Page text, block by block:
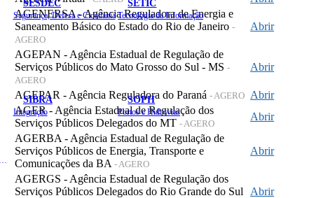
SESDEC
Segurança, Defesa e Cidadania
SETIC
Tecnologia da Informação
SIBRA
Integração
SOPH
Portos e Hidrovias
AGENERSA - Agência Reguladora de Energia e
Saneamento Básico do Estado do Rio de Janeiro -
AGERO
Abrir
AGEPAN - Agência Estadual de Regulação de
Serviços Públicos do Mato Grosso do Sul - MS -
AGERO
Abrir
AGEPAR - Agência Reguladora do Paraná - AGERO Abrir
AGER - Agência Estadual de Regulação dos
Serviços Públicos Delegados do MT - AGERO
Abrir
AGERBA - Agência Estadual de Regulação de
Serviços Públicos de Energia, Transporte e
Comunicações da BA - AGERO
Abrir
AGERGS - Agência Estadual de Regulação dos
Serviços Públicos Delegados do Rio Grande do Sul
Abrir